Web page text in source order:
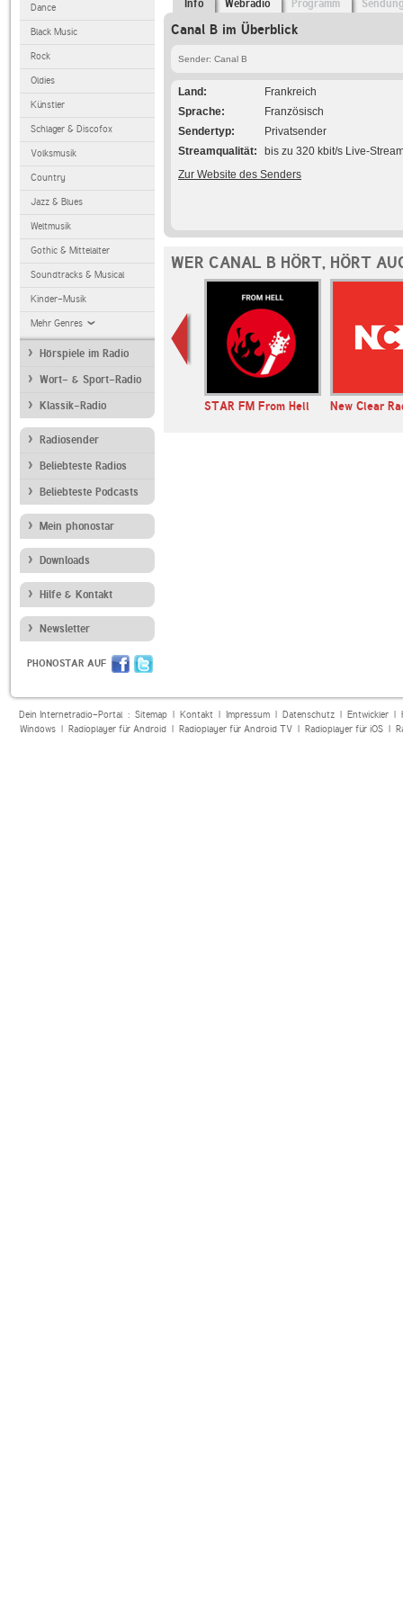
Dance
Black Music
Rock
Oldies
Künstler
Schlager & Discofox
Volksmusik
Country
Jazz & Blues
Weltmusik
Gothic & Mittelalter
Soundtracks & Musical
Kinder-Musik
Mehr Genres
Hörspiele im Radio
Wort- & Sport-Radio
Klassik-Radio
Radiosender
Beliebteste Radios
Beliebteste Podcasts
Mein phonostar
Downloads
Hilfe & Kontakt
Newsletter
PHONOSTAR AUF
Info Webradio Programm
Canal B im Überblick
Sender: Canal B
Land
Frankreich
Sprache
Französisch
Sendertyp
Privatsender
Streamqualität
bis zu 320 kbit/s Live-
Zur Website des Senders
WER CANAL B HÖRT, HÖRT
STAR FM From Hell New Clear
Dein Internetradio-Portal : Sitemap| Kontakt| Impressum| Datenschutz| Entwickler|
Windows| Radioplayer für Android| Radioplayer für Android TV| Radioplayer für iOS|